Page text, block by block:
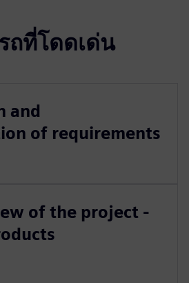
ถที่โดดเด่น
and
of requirements
of the project -